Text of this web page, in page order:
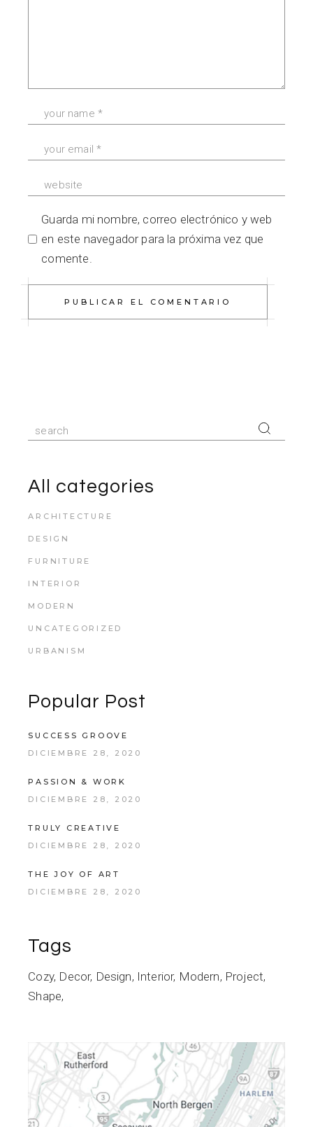
Guarda mi nombre, correo electrónico y web
en este navegador para la próxima vez que
comente.
PUBLICAR EL COMENTARIO
All categories
ARCHITECTURE
DESIGN
FURNITURE
INTERIOR
MODERN
UNCATEGORIZED
URBANISM
Popular Post
SUCCESS GROOVE
DICIEMBRE 28, 2020
PASSION & WORK
DICIEMBRE 28, 2020
TRULY CREATIVE
DICIEMBRE 28, 2020
THE JOY OF ART
DICIEMBRE 28, 2020
Tags
Cozy Decor Design Interior Modern Project
Shape